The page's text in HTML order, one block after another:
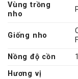
Vùng trồng
nho
Giống nho
Nồng độ cồn
Hương vị